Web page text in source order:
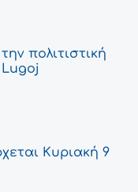
πολιτιστική
Lugoj
Κυριακή 9